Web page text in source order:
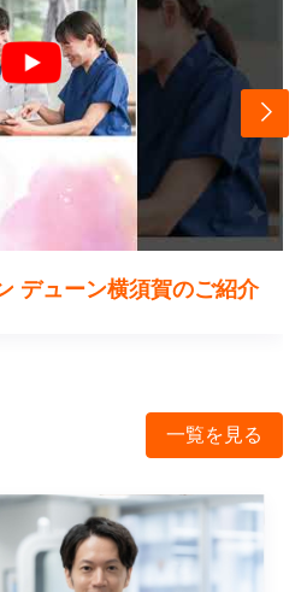
デューン横須賀のご紹介
一覧を見る